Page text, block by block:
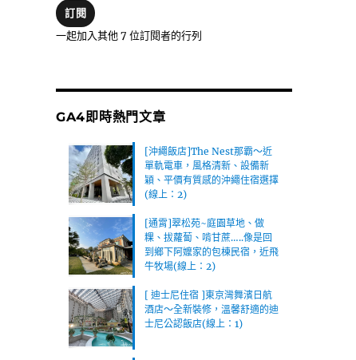
件
位
訂閱
一起加入其他 7 位訂閱者的行列
GA4即時熱門文章
[沖繩飯店]The Nest那霸～近
單軌電車，風格清新、設備新
穎、平價有質感的沖繩住宿選擇
(線上：2)
[通霄]翠松苑~庭園草地、做
粿、拔蘿蔔、啃甘蔗…..像是回
到鄉下阿嬤家的包棟民宿，近飛
牛牧場(線上：2)
[ 迪士尼住宿 ]東京灣舞濱日航
酒店～全新裝修，溫馨舒適的迪
士尼公認飯店(線上：1)